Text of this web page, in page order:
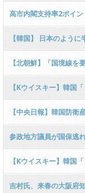
もらえる！」との偽情
もらう…」
高市内閣支持率2ポイ
高対策に58.7％が”不
【韓国】 日本のよう
国報道
【北朝鮮】「国境線を
【Kウイスキー】韓国
出 [5/18] [ばーど★]
【中央日報】韓国防
器に揺らぐ
参政地方議員が国保逃
【Kウイスキー】韓国
出
吉村氏、来春の大阪府